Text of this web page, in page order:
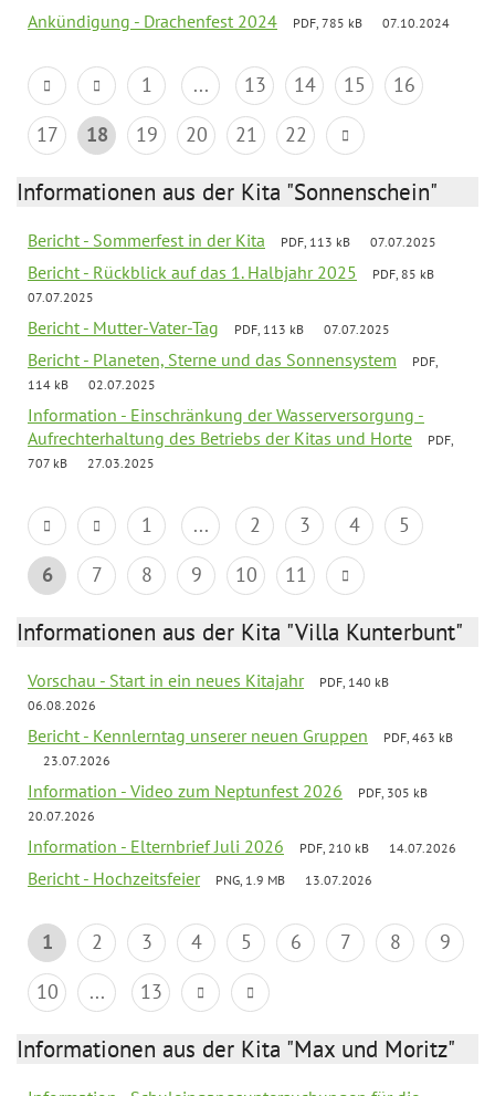
Ankündigung - Drachenfest 2024 PDF, 785 kB 07.10.2024
1 ... 13 14 15
16
17
18 19 20 21 22
Informationen aus der Kita "Sonnenschein"
Bericht - Sommerfest in der Kita PDF, 113 kB 07.07.2025
Bericht - Rückblick auf das 1. Halbjahr 2025
PDF, 85 kB
07.07.2025
Bericht - Mutter-Vater-Tag PDF, 113 kB 07.07.2025
Bericht - Planeten, Sterne und das Sonnensystem
PDF,
114 kB
02.07.2025
Information - Einschränkung der Wasserversorgung -
Aufrechterhaltung des Betriebs der Kitas und Horte
PDF,
707 kB
27.03.2025
1 ... 2 3 4
5
6
7 8 9 10 11
Informationen aus der Kita "Villa Kunterbunt"
Vorschau - Start in ein neues Kitajahr
PDF, 140 kB
06.08.2026
Bericht - Kennlerntag unserer neuen Gruppen
PDF, 463 kB
23.07.2026
Information - Video zum Neptunfest 2026
PDF, 305 kB
20.07.2026
Information - Elternbrief Juli 2026 PDF, 210 kB 14.07.2026
Bericht - Hochzeitsfeier PNG, 1.9 MB 13.07.2026
1 2 3 4 5 6 7 8
9
10
... 13
Informationen aus der Kita "Max und Moritz"